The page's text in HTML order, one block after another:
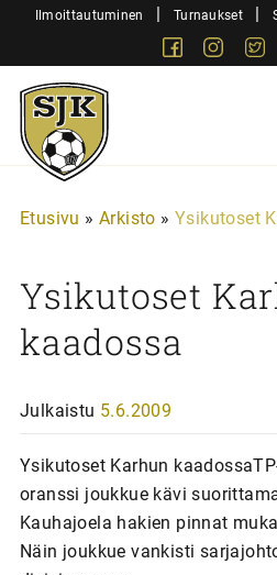
SiirryIlmoittautuminen | Turnaukset |
Facebook
Sjk-
Juniorit
Etusivu » Arkisto » Ysikutoset
Ysikutoset
kaadossa
Julkaistu 5.6.2009
Ysikutoset Karhun
oranssi joukkue kävi
Kauhajoela hakien pinnat
Näin joukkue vankisti